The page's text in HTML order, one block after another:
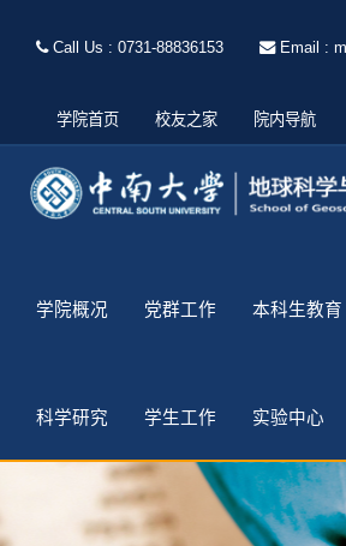
Call Us : 0731-88836153 Email :
学院首页 校友之家 院内导航
学院概况 党群工作 本科生教育
科学研究 学生工作 实验中心